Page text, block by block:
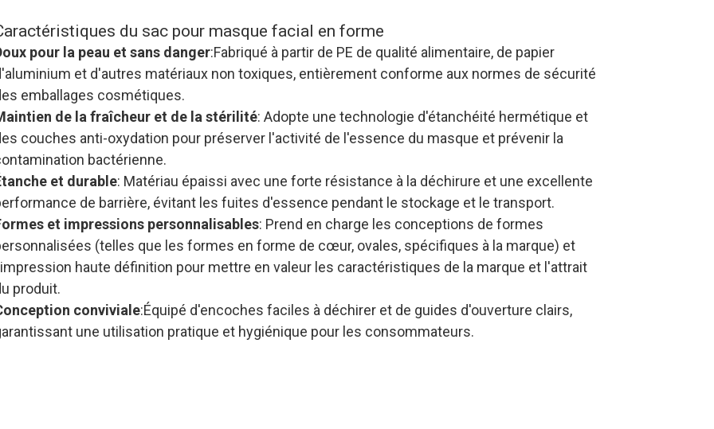
du sac pour masque facial en forme
pour la peau et sans danger:Fabriqué à partir de PE de qualité alimentaire, de papier
et d'autres matériaux non toxiques, entièrement conforme aux normes de sécurité
emballages cosmétiques.
de la fraîcheur et de la stérilité: Adopte une technologie d'étanchéité hermétique et
couches anti-oxydation pour préserver l'activité de l'essence du masque et prévenir la
bactérienne.
et durable: Matériau épaissi avec une forte résistance à la déchirure et une excellente
de barrière, évitant les fuites d'essence pendant le stockage et le transport.
et impressions personnalisables: Prend en charge les conceptions de formes
(telles que les formes en forme de cœur, ovales, spécifiques à la marque) et
haute définition pour mettre en valeur les caractéristiques de la marque et l'attrait
produit.
conviviale:Équipé d'encoches faciles à déchirer et de guides d'ouverture clairs,
une utilisation pratique et hygiénique pour les consommateurs.